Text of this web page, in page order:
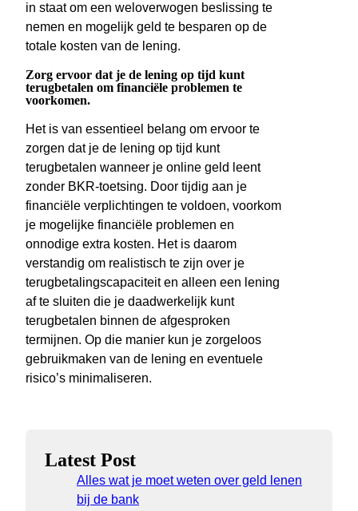
in staat om een weloverwogen beslissing te
nemen en mogelijk geld te besparen op de
totale kosten van de lening.
Zorg ervoor dat je de lening op tijd kunt
terugbetalen om financiële problemen te
voorkomen.
Het is van essentieel belang om ervoor te
zorgen dat je de lening op tijd kunt
terugbetalen wanneer je online geld leent
zonder BKR-toetsing. Door tijdig aan je
financiële verplichtingen te voldoen, voorkom
je mogelijke financiële problemen en
onnodige extra kosten. Het is daarom
verstandig om realistisch te zijn over je
terugbetalingscapaciteit en alleen een lening
af te sluiten die je daadwerkelijk kunt
terugbetalen binnen de afgesproken
termijnen. Op die manier kun je zorgeloos
gebruikmaken van de lening en eventuele
risico’s minimaliseren.
Latest Post
Alles wat je moet weten over geld lenen
bij de bank